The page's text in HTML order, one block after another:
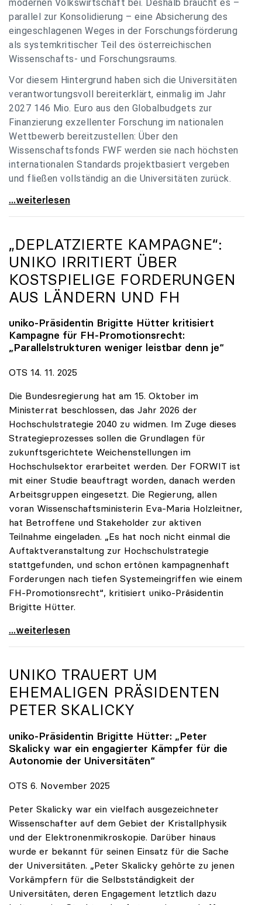
modernen Volkswirtschaft bei. Deshalb braucht es –
parallel zur Konsolidierung – eine Absicherung des
eingeschlagenen Weges in der Forschungsförderung
als systemkritischer Teil des österreichischen
Wissenschafts- und Forschungsraums.
Vor diesem Hintergrund haben sich die Universitäten
verantwortungsvoll bereiterklärt, einmalig im Jahr
2027 146 Mio. Euro aus den Globalbudgets zur
Finanzierung exzellenter Forschung im nationalen
Wettbewerb bereitzustellen: Über den
Wissenschaftsfonds FWF werden sie nach höchsten
internationalen Standards projektbasiert vergeben
und fließen vollständig an die Universitäten zurück.
Gemeinsam für einen starken Wissenschafts- und
...weiterlesen
„DEPLATZIERTE KAMPAGNE“:
UNIKO IRRITIERT ÜBER
KOSTSPIELIGE FORDERUNGEN
AUS LÄNDERN UND FH
uniko-Präsidentin Brigitte Hütter kritisiert
Kampagne für FH-Promotionsrecht:
„Parallelstrukturen weniger leistbar denn je“
OTS 14. 11. 2025
Die Bundesregierung hat am 15. Oktober im
Ministerrat beschlossen, das Jahr 2026 der
Hochschulstrategie 2040 zu widmen. Im Zuge dieses
Strategieprozesses sollen die Grundlagen für
zukunftsgerichtete Weichenstellungen im
Hochschulsektor erarbeitet werden. Der FORWIT ist
mit einer Studie beauftragt worden, danach werden
Arbeitsgruppen eingesetzt. Die Regierung, allen
voran Wissenschaftsministerin Eva-Maria Holzleitner,
hat Betroffene und Stakeholder zur aktiven
Teilnahme eingeladen. „Es hat noch nicht einmal die
Auftaktveranstaltung zur Hochschulstrategie
stattgefunden, und schon ertönen kampagnenhaft
Forderungen nach tiefen Systemeingriffen wie einem
FH-Promotionsrecht“, kritisiert uniko-Präsidentin
Brigitte Hütter.
„Deplatzierte Kampagne“: uniko irritiert über
...weiterlesen
UNIKO TRAUERT UM
EHEMALIGEN PRÄSIDENTEN
PETER SKALICKY
uniko-Präsidentin Brigitte Hütter: „Peter
Skalicky war ein engagierter Kämpfer für die
Autonomie der Universitäten“
OTS 6. November 2025
Peter Skalicky war ein vielfach ausgezeichneter
Wissenschafter auf dem Gebiet der Kristallphysik
und der Elektronenmikroskopie. Darüber hinaus
wurde er bekannt für seinen Einsatz für die Sache
der Universitäten. „Peter Skalicky gehörte zu jenen
Vorkämpfern für die Selbstständigkeit der
Universitäten, deren Engagement letztlich dazu